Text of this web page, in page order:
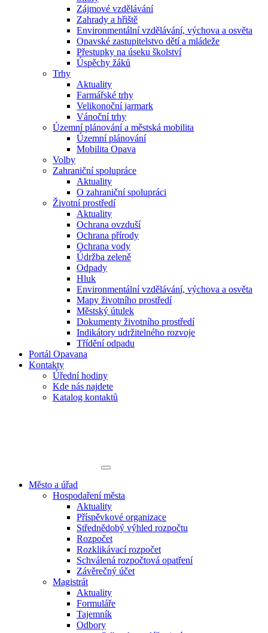
Zájmové vzdělávání
Zahrady a hřiště
Environmentální vzdělávání, výchova a osvěta
Opavské zastupitelstvo dětí a mládeže
Přestupky na úseku školství
Úspěchy žáků
Trhy
Aktuality
Farmářské trhy
Velikonoční jarmark
Vánoční trhy
Územní plánování a městská mobilita
Územní plánování
Mobilita Opava
Volby
Zahraniční spolupráce
Aktuality
O zahraniční spolupráci
Životní prostředí
Aktuality
Ochrana ovzduší
Ochrana přírody
Ochrana vody
Údržba zeleně
Odpady
Hluk
Environmentální vzdělávání, výchova a osvěta
Mapy životního prostředí
Městský útulek
Dokumenty životního prostředí
Indikátory udržitelného rozvoje
Třídění odpadu
Portál Opavana
Kontakty
Úřední hodiny
Kde nás najdete
Katalog kontaktů
Město a úřad
Hospodaření města
Aktuality
Příspěvkové organizace
Střednědobý výhled rozpočtu
Rozpočet
Rozklikávací rozpočet
Schválená rozpočtová opatření
Závěrečný účet
Magistrát
Aktuality
Formuláře
Tajemník
Odbory